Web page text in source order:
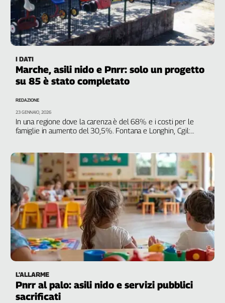
I DATI
Marche, asili nido e Pnrr: solo un progetto
su 85 è stato completato
In una regione dove la carenza è del 68% e i costi per le
famiglie in aumento del 30,5%. Fontana e Longhin, Cgil:
REDAZIONE
23 GENNAIO, 2026
L’ALLARME
Pnrr al palo: asili nido e servizi pubblici
sacrificati